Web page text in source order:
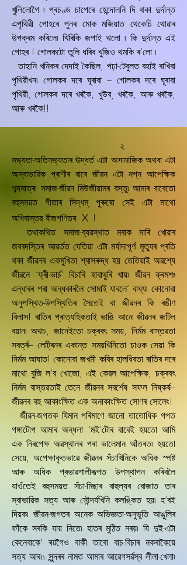
খুলিলোগৈ ৷ প্ৰচণ্ড চাপেৰে হেন্দোলনি দি থকা দুৰ্দান্ত
এপৃথিৱী পোহৰে পুনৰ মোক মজিয়াত থেকেচি থোৱাৰ
উপক্ৰম কৰিলে৷ খিৰিকি জপাই থলো ৷ কি দুৰ্দান্ত এই
পোহৰ ! গোলকটো তুলি ধৰিব খুজিও থমকি ৰ’লো ৷
তাহানি খনিকৰ দেদাই কৈছিল, পঢ়া-টেবুলত বহাই ৰাখিবা
পৃথিৱীখন৷ গোলকৰ দৰে ঘূৰাবা – গোলকৰ দৰে ঘূৰাবা
পৃথিৱী, গোলকৰ দৰে খৰকৈ, খুউব¸ খৰকৈ, আৰু খৰকৈ,
আৰু খৰকৈ!!
২
সভ্যতা-অতিসভ্যতাৰ ঊদ্ধৰ্ত এটা অসামাজিক অথবা এটা
অস্বাভাৱিক প্ৰাণীৰ বাবে জীৱন এটা নগ্ন আপেক্ষিক
শব্দমাত্ৰ৷ সমাজ-জীৱন মিউজীয়ামৰ বস্তু৷ আমাৰ বাবেতো
বহুসময়ত গীতাৰ সিদ্ধম্‌ পুৰুষো সেই এটা মাথো
অধিবাস্তৱ বীজগণিতৰ x !
তথাকথিত সমাজ-ব্যৱস্থাত মৰাক মাৰি খোৱাৰ
জবৰদস্তিৰ আৱৰ্তত যেতিয়া এটা মৰ্যাদাপূৰ্ণ মৃতু্যৰ প্ৰতি
থকা জীৱনৰ একমুখিতা শ্বাসৰুদ্ধ হয় তেতিয়াই অৱশ্যে
জীৱনে ‘ফ্ৰী-ভাৰ্চ’ বিচাৰি হাবাথুৰি খায়৷ জীৱন ক্ৰমশঃ
এন্ধাৰৰ পৰা অন্ধকাৰলৈ সোমাই যাবলে’ বাধ্য৷ কোনোবা
অনুপস্থিত-উপস্থিতিৰ সৈতেই বা জীৱনৰ কি ৰঙীণ
বিলাস! ৰাতিৰ প্ৰাত্যহিকতাই ভাঙি আনে জীৱনৰ জটিল
বয়ান৷ অথচ, জানেইতো চক্ৰবৎ সময়, নিৰ্মম বাস্তৱতা
সবৰ্ত্ৰ– লেট্ৰিনৰ একান্ত সময়খিনিতো চাওক সেয়া কি
নিৰ্মম আঘাত! কোনোবা জখমী কবিৰ হালধিবতা ৰাতিৰ দৰে
মাথো বুজি ল’ব খোজো, এই কেৱল আপেক্ষিক, চক্ৰবৎ
নিৰ্মম বাস্তৱতাই তেনে জীৱনৰ সবৰ্শেষ সফল নিষ্কৰ্ষ–
জীৱনৰ বহু আকাংক্ষিত এক অনাকাংক্ষিত সোণৰ সোলেং!
জীৱন-জগতক যিমান পৰিমাণে জানো তাতোধিক গপত
গঙ্গাটোপ আমাৰ অন্ধলা ‘মই’টোৰ বাবেই হয়তো আমি
এক নিৰপেক্ষ অৱস্থানৰ পৰা ভালেমান আঁতৰত৷ হয়তো
সেয়ে, অপেক্ষাকৃতভাৱে জীৱনৰ সঁচাখিনিকে অধিক স্পষ্ট
আৰু অধিক প্ৰভাৱশালীৰূপত উপস্থাপন কৰিবলৈ
যাওঁতেই বহুসময়ত সঁচা-মিছাৰ বাহুল্যৰ বোজাত তাৰ
স্বাভাৱিক সত্য আৰু সৌন্দৰ্যখিনি কলঙ্কিত হয়৷ হ’বই
দিয়ক৷ জীৱন-জগতৰ অনেক অভিজ্ঞতা-অনুভূতি আঙুলিৰ
ফাঁকে সৰকি যায় নিতে৷ হাতৰ মুঠিত নৰয়৷ যি দুই-এটা
কেনেবাকে’ ৰয়গৈও বাকী তাৰো বাচ-বিচাৰ নকৰাকৈয়ে
সত্য আৰn সুন্দৰৰ নামত আমাৰ আৱেগসৰ্ৱস্ব লীলা-খেলা৷